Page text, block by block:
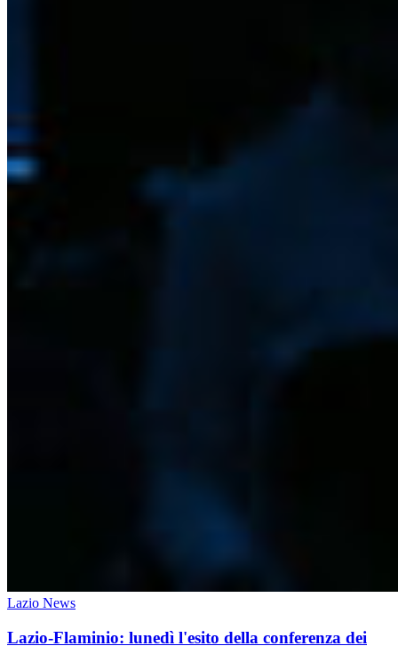
Lazio News
Lazio-Flaminio: lunedì l'esito della conferenza dei